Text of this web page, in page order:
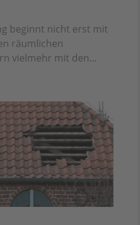
beginnt nicht erst mit
räumlichen
vielmehr mit den...